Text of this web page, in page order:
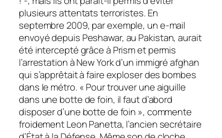
plusieurs attentats terroristes. En
septembre 2009, par exemple, un e-mail
envoyé depuis Peshawar, au Pakistan, aurait
été intercepté grâce à Prism et permis
l’arrestation à New York d’un immigré afghan
qui s’apprêtait à faire exploser des bombes
dans le métro. « Pour trouver une aiguille
dans une botte de foin, il faut d’abord
disposer d’une botte de foin », commente
froidement Leon Panetta, l’ancien secrétaire